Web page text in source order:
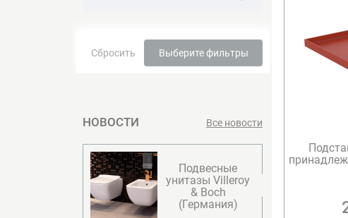
Сбросить Выберите фильтры
НОВОСТИ Все новости
Подвесные
унитазы Villeroy
& Boсh
(Германия)